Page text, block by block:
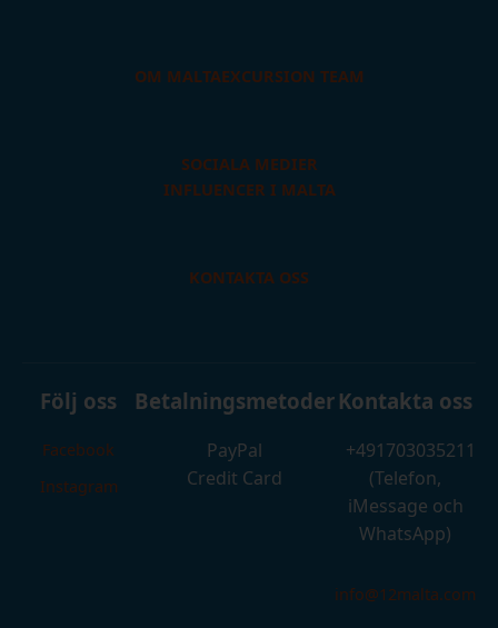
OM MALTAEXCURSION TEAM
SOCIALA MEDIER
INFLUENCER I MALTA
KONTAKTA OSS
Följ oss
Facebook
Instagram
Betalningsmetoder
PayPal
Credit Card
Kontakta oss
+491703035211
(Telefon,
iMessage och
WhatsApp)
info@12malta.com